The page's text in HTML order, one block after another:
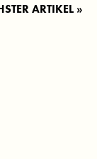
ARTIKEL »